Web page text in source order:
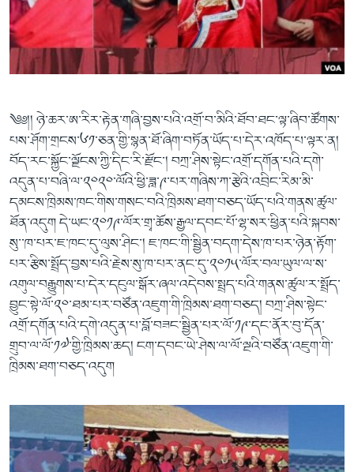
འཚོལ་
ཞིབ་
ལ་
བསྐྱོད།
དྲ་བརྙན་གསར་འགྱུར།
ཁ་བའི་མི་སྣ།
བུད་མེད་ལེ་ཚན།
ཆབ་སྲིད་བཙོན་པ་ངོ་སྤྲོད།
བགྲོ་གླེང་མདུན་ལྕོག
བསྐྱར་ཞིབ།
པོ་ཊི་ཁ་སི།
ཕ་ཡུལ་གླེང་སྟེགས།
ཆོས་རིག་ལེ་ཚན།
གཞོན་སྐྱེས་དང་ཤེས་ཡོན།
འཕྲོད་བསྟེན་དང་དོན་ལྡན་གྱི་མི་ཚེ།
གངས་རིའི་བྲག་ཅ།
བུད་མེད།
སོ་ཡ་ལ། བོད་ཀྱི་གླུ་གཞས།
Learning English
རྗེས་འབྲངས།
སྐད་ཡིག
༄༅།། ཉེ་ཆར་ཨ་རིར་རྟེན་གཞི་བྱས་པའི་འགྲོ་བ་མིའི་ཐོབ་ཐང་ལྟ་ཞིབ་ཚོགས་
པས་ཤོག་གྲངས་༦༡་ཅན་གྱི་སྙན་ཐོ་ཞིག་བཏོན་ཡོད་པ་དེར་འཁོད་པ་ལྟར་ན།
བོད་རང་སྐྱོང་ལྗོངས་ཀྱི་དིང་རི་རྫོང་། བཀྲ་ཤིས་སྟེང་འགྲོ་དགོན་པའི་དགེ་
འདུན་པ་བཞི་ལ་༢༠༢༠་ལོའི་ཕྱི་ཟླ་༩་པར་གཞིས་ཀ་རྩེའི་འབྲིང་རིམ་མི་
དམངས་ཁྲིམས་ཁང་གིས་གསང་བའི་ཁྲིམས་ཐག་བཅད་ཡོད་པའི་གནས་ཚུལ་
ཐོན་འདུག དེ་ཡང་༢༠༡༩་ལོར་གྲྭ་ཆོས་རྒྱལ་དབང་པོ་ལྷ་སར་ཕྱིན་པའི་སྐབས་
སུ་་ཁ་པར་ཇ་ཁང་དུ་ལུས་ཤིང་། ཇ་ཁང་གི་སྦྱིན་བདག་དེས་ཁ་པར་ཉེན་རྟོག་
པར་རྩིས་སྤྲོད་བྱས་པའི་རྗེས་སུ་ཁ་པར་ནང་དུ་༢༠༡༥་ལོར་བལ་ཡུལ་ལ་ས་
འགུལ་བརྒྱུགས་པ་དེར་དངུལ་སྒོར་ཞལ་འདེབས་སྤྲད་པའི་གནས་ཚུལ་ར་སྤྲོད་
བྱུང་སྟེ་ལོ་༢༠་ཐམ་པར་བཙོན་འཇུག་གི་ཁྲིམས་ཐག་བཅད། བཀྲ་ཤིས་སྟེང་
འགྲོ་དགོན་པའི་དགེ་འདུན་པ་བློ་བཟང་སྦྱིན་པར་ལོ་༡༩་དང་ནོར་བུ་དོན་
གྲུབ་ལ་ལོ་༡༧་གྱི་ཁྲིམས་ཆད། ངག་དབང་ཡེ་ཤེས་ལ་ལོ་ལྔའི་བཙོན་འཇུག་གི་
ཁྲིམས་ཐག་བཅད་འདུག